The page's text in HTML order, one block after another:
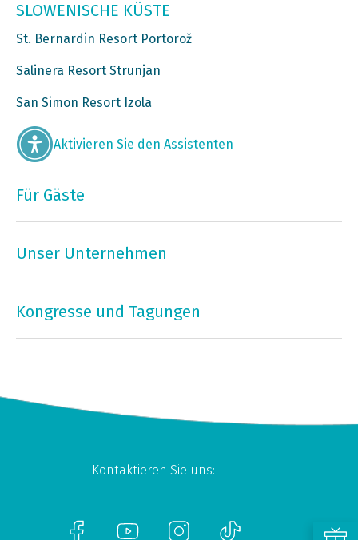
SLOWENISCHE KÜSTE
St. Bernardin Resort Portorož
Salinera Resort Strunjan
San Simon Resort Izola
Aktivieren Sie den Assistenten
Für Gäste
Unser Unternehmen
Kongresse und Tagungen
Kontaktieren Sie uns: